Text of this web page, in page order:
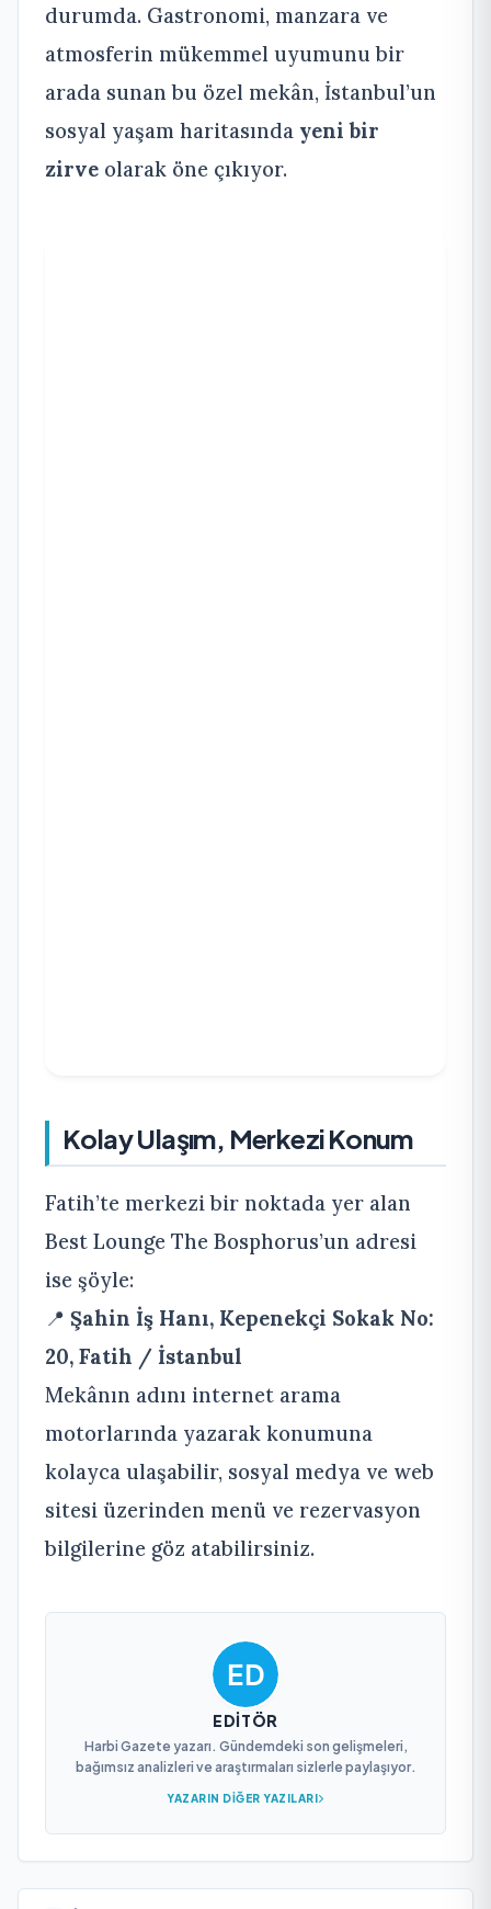
durumda. Gastronomi, manzara ve
atmosferin mükemmel uyumunu bir
arada sunan bu özel mekân, İstanbul’un
sosyal yaşam haritasında yeni bir
zirve olarak öne çıkıyor.
Kolay Ulaşım, Merkezi Konum
Fatih’te merkezi bir noktada yer alan
Best Lounge The Bosphorus’un adresi
ise şöyle:
📍 Şahin İş Hanı, Kepenekçi Sokak No:
20, Fatih / İstanbul
Mekânın adını internet arama
motorlarında yazarak konumuna
kolayca ulaşabilir, sosyal medya ve web
sitesi üzerinden menü ve rezervasyon
bilgilerine göz atabilirsiniz.
EDITÖR
Harbi Gazete yazarı. Gündemdeki son gelişmeleri,
bağımsız analizleri ve araştırmaları sizlerle paylaşıyor.
YAZARIN DIĞER YAZILARI